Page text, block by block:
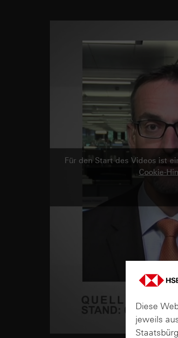
Für den Start des Videos ist
Cookie-
Diese
jeweils